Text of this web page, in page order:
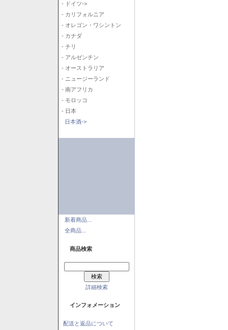
- ドイツ->
- カリフォルニア
- オレゴン・ワシントン
- カナダ
- チリ
- アルゼンチン
- オーストラリア
- ニュージーランド
- 南アフリカ
- モロッコ
- 日本
日本酒->
新着商品...
全商品...
商品検索
詳細検索
インフォメーション
配送と返品について